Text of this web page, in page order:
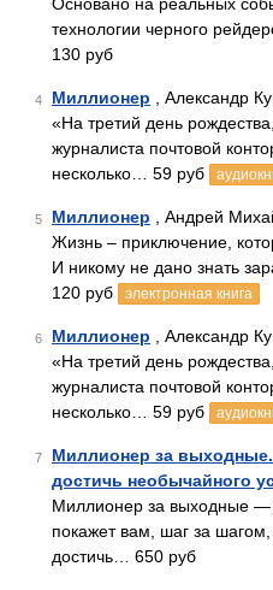
технологии черного
130 руб
4 Миллионер , Александр
«На третий день
журналиста почтовой
несколько… 59 руб
5 Миллионер , Андрей
Жизнь – приключение,
И никому не дано знать
120 руб
электронная книга
6 Миллионер , Александр
«На третий день
журналиста почтовой
несколько… 59 руб
7
Миллионер за
достичь необычайного
Миллионер за выходные —
покажет вам, шаг за
достичь… 650 руб